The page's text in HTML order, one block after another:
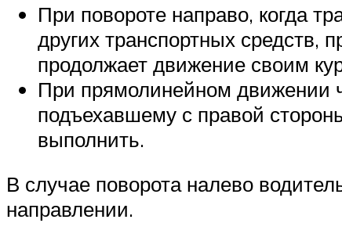
При повороте направо, когда
других транспортных средств,
продолжает движение своим
При прямолинейном движении
подъехавшему с правой
выполнить.
В случае поворота налево
направлении.